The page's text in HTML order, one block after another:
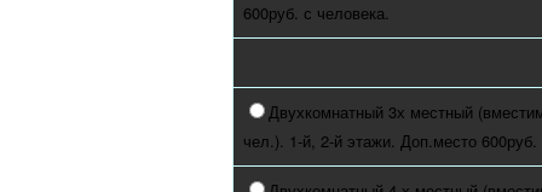
600руб. с человека.
Двухкомнатный 3х местный
чел.). 1-й, 2-й этажи. Доп.место 600руб.